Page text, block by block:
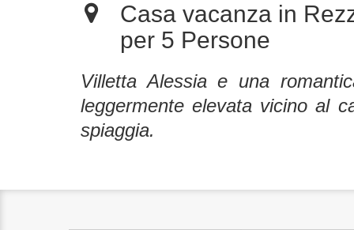
Casa vacanza in
per 5 Persone
Villetta Alessia e una
leggermente elevata vicino al
spiaggia.